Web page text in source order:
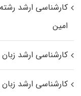
کارشناسی ارشد
اﻣﻴﻦ
کارشناسی ارشد
کارشناسی ارشد